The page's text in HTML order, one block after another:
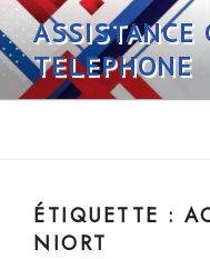
Aller
au
contenu
principal
ASSISTANCE
TELEPHONE
ÉTIQUETTE :
NIORT